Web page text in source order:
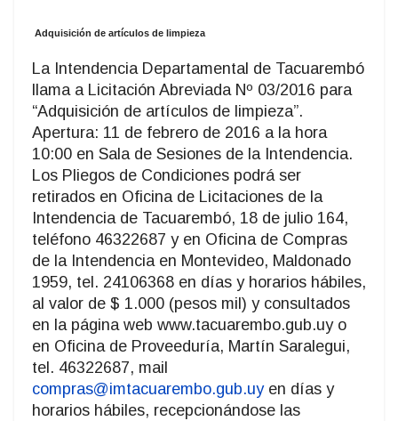
Adquisición de artículos de limpieza
La Intendencia Departamental de Tacuarembó
llama a Licitación Abreviada Nº 03/2016 para
“Adquisición de artículos de limpieza”.
Apertura: 11 de febrero de 2016 a la hora
10:00 en Sala de Sesiones de la Intendencia.
Los Pliegos de Condiciones podrá ser
retirados en Oficina de Licitaciones de la
Intendencia de Tacuarembó, 18 de julio 164,
teléfono 46322687 y en Oficina de Compras
de la Intendencia en Montevideo, Maldonado
1959, tel. 24106368 en días y horarios hábiles,
al valor de $ 1.000 (pesos mil) y consultados
en la página web www.tacuarembo.gub.uy o
en Oficina de Proveeduría, Martín Saralegui,
tel. 46322687, mail
compras@imtacuarembo.gub.uyen días y
horarios hábiles, recepcionándose las